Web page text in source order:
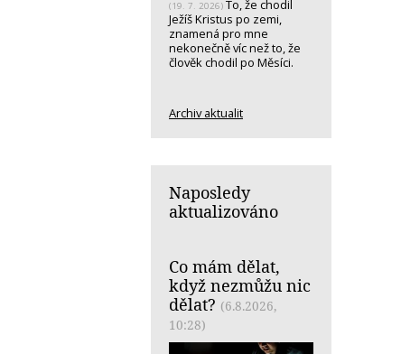
(19. 7. 2026) To, že chodil
Ježíš Kristus po zemi,
znamená pro mne
nekonečně víc než to, že
člověk chodil po Měsíci.
Archiv aktualit
Naposledy
aktualizováno
Co mám dělat,
když nezmůžu nic
dělat? (6.8.2026,
10:28)